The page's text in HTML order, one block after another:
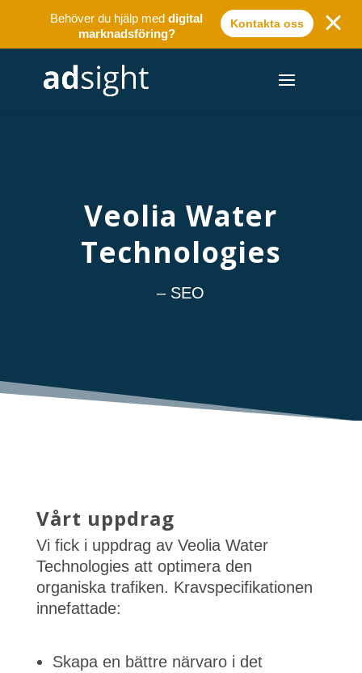
Behöver du hjälp meddigital
marknadsföring?
Kontakta oss
Veolia Water
Technologies
– SEO
Vårt uppdrag
Vi fick i uppdrag av Veolia Water
Technologies att optimera den
organiska trafiken. Kravspecifikationen
innefattade:
Skapa en bättre närvaro i det